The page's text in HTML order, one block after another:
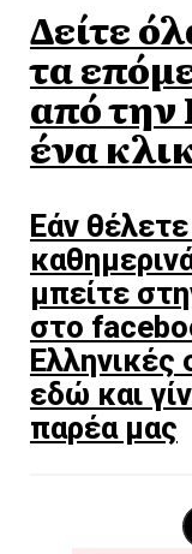
Δείτε
τα
από την
ένα
Εάν
μπείτε
στο
Ελληνικές
εδώ και
παρέα μας